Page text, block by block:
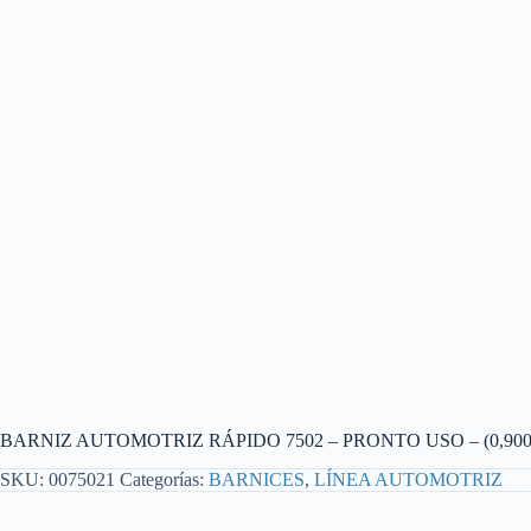
BARNIZ AUTOMOTRIZ RÁPIDO 7502 – PRONTO USO –
SKU: 0075021 Categorías: BARNICES, LÍNEA AUTOMOTRIZ